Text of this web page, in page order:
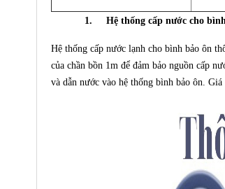
1. Hệ thống cấp nước cho
Hệ thống cấp nước lạnh cho bình bảo ôn
của chần bồn 1m để đảm bảo nguồn cấp
và dẫn nước vào hệ thống bình bảo ôn.